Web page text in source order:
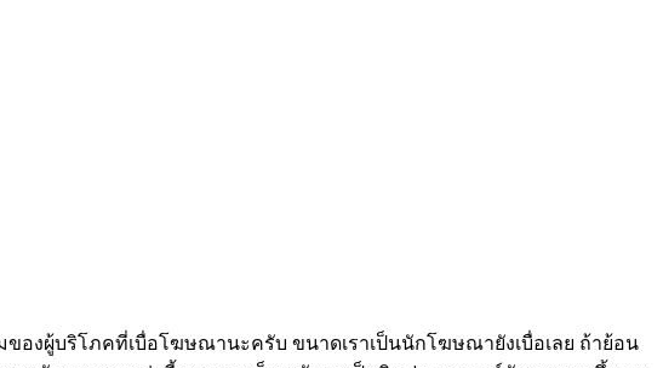
ของผู้บริโภคที่เบื่อโฆษณานะครับ ขนาดเราเป็นนักโฆษณายังเบื่อเลย ถ้าย้อน